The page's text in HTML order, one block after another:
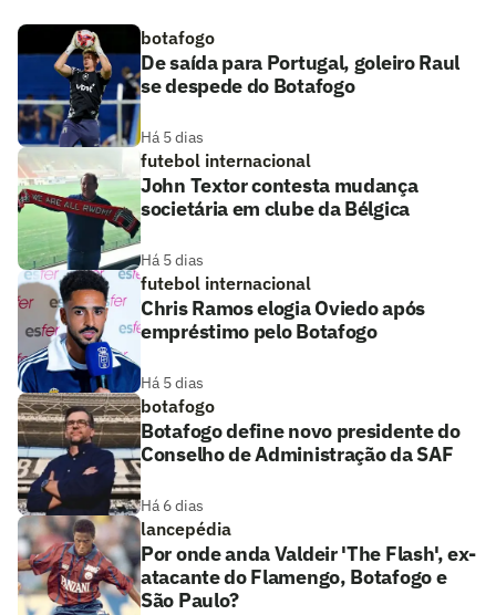
botafogo
De saída para Portugal, goleiro Raul
se despede do Botafogo
Há 5 dias
futebol internacional
John Textor contesta mudança
societária em clube da Bélgica
Há 5 dias
futebol internacional
Chris Ramos elogia Oviedo após
empréstimo pelo Botafogo
Há 5 dias
botafogo
Botafogo define novo presidente do
Conselho de Administração da SAF
Há 6 dias
lancepédia
Por onde anda Valdeir 'The Flash', ex-
atacante do Flamengo, Botafogo e
São Paulo?